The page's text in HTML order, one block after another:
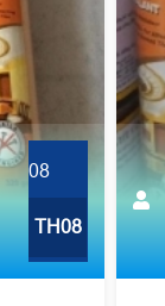
08
TH08